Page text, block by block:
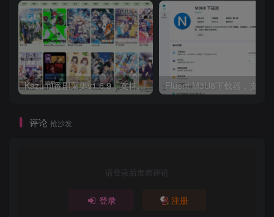
Kazumi番剧采集v1.6.9：支持自定义规则+在线观看+弹幕，跨平台下载 Fluent M3U8下载器，支持
评论 抢沙发
请登录后发表评论
登录 注册